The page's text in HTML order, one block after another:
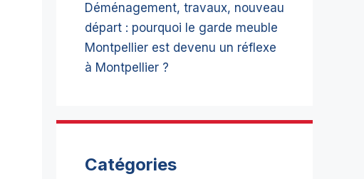
Déménagement, travaux, nouveau
départ : pourquoi le garde meuble
Montpellier est devenu un réflexe
à Montpellier ?
Catégories